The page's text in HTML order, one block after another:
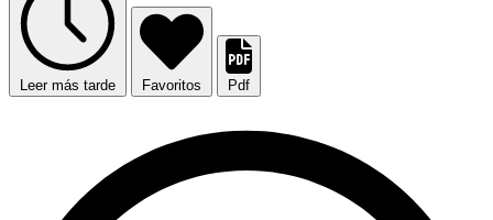
Leer más tarde Favoritos Pdf